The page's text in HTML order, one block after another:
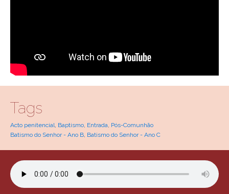
Tags
Acto penitencial Baptismo Entrada Pós-Comunhão
Batismo do Senhor - Ano B Batismo do Senhor - Ano C